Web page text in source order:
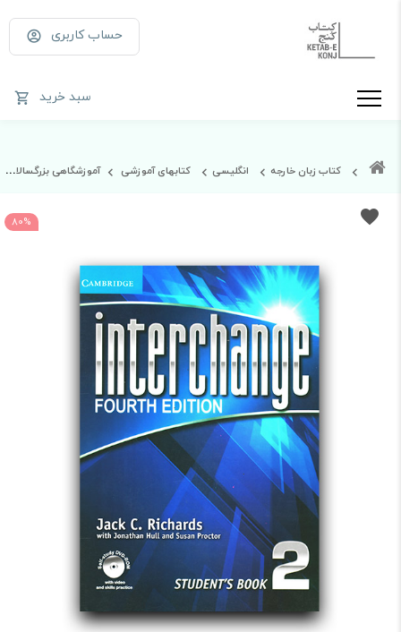
حساب کاربری
سبد خرید
کتاب زبان خارجه انگلیسی کتابهای آموزشی آموزشگاهی بزرگسالان
80%